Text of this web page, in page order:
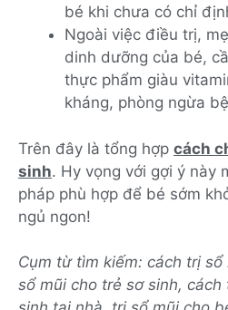
bé khi chưa có chỉ
Ngoài việc điều trị,
dinh dưỡng của bé,
thực phẩm giàu
kháng, phòng ngừa
Trên đây là tổng hợp cách
sinh. Hy vọng với gợi ý này
pháp phù hợp để bé sớm
ngủ ngon!
Cụm từ tìm kiếm: cách trị
sổ mũi cho trẻ sơ sinh,